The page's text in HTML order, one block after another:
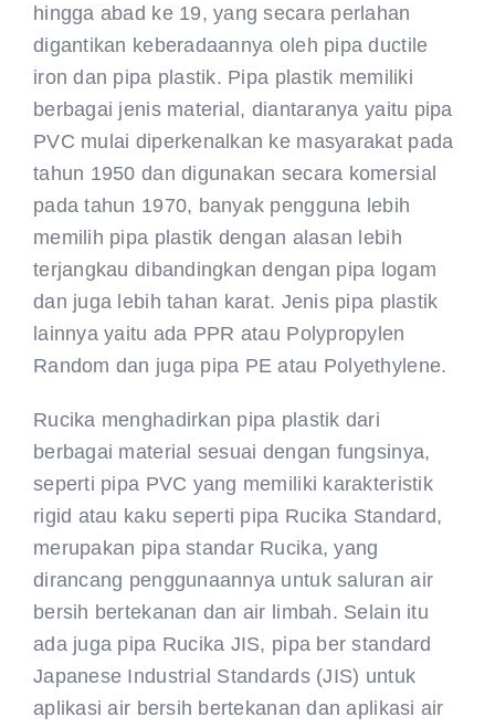
hingga abad ke 19, yang secara perlahan
digantikan keberadaannya oleh pipa ductile
iron dan pipa plastik. Pipa plastik memiliki
berbagai jenis material, diantaranya yaitu pipa
PVC mulai diperkenalkan ke masyarakat pada
tahun 1950 dan digunakan secara komersial
pada tahun 1970, banyak pengguna lebih
memilih pipa plastik dengan alasan lebih
terjangkau dibandingkan dengan pipa logam
dan juga lebih tahan karat. Jenis pipa plastik
lainnya yaitu ada PPR atau Polypropylen
Random dan juga pipa PE atau Polyethylene.
Rucika menghadirkan pipa plastik dari
berbagai material sesuai dengan fungsinya,
seperti pipa PVC yang memiliki karakteristik
rigid atau kaku seperti pipa Rucika Standard,
merupakan pipa standar Rucika, yang
dirancang penggunaannya untuk saluran air
bersih bertekanan dan air limbah. Selain itu
ada juga pipa Rucika JIS, pipa ber standard
Japanese Industrial Standards (JIS) untuk
aplikasi air bersih bertekanan dan aplikasi air